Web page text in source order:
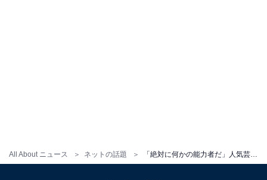
All About ニュース ネットの話題